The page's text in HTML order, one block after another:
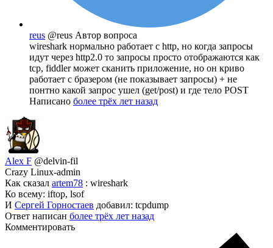
reus @reus Автор вопроса
wireshark нормально работает с http, но когда запросы
идут через http2.0 то запросы просто отображаются как
tcp, fiddler может сканить приложение, но он криво
работает с бразером (не показывает запросы) + не
понтно какой запрос ушел (get/post) и где тело POST
Написано более трёх лет назад
Alex F @delvin-fil
Crazy Linux-admin
Как сказал artem78 : wireshark
Ко всему: iftop, lsof
И Сергей Горностаев добавил: tcpdump
Ответ написан более трёх лет назад
Комментировать